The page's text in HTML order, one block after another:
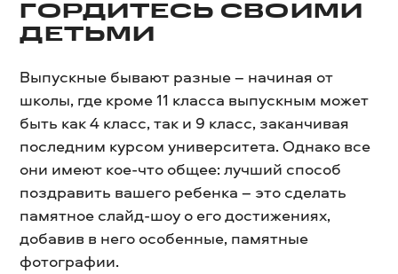
ГОРДИТЕСЬ СВОИМИ
ДЕТЬМИ
Выпускные бывают разные – начиная от
школы, где кроме 11 класса выпускным может
быть как 4 класс, так и 9 класс, заканчивая
последним курсом университета. Однако все
они имеют кое-что общее: лучший способ
поздравить вашего ребенка – это сделать
памятное слайд-шоу о его достижениях,
добавив в него особенные, памятные
фотографии.